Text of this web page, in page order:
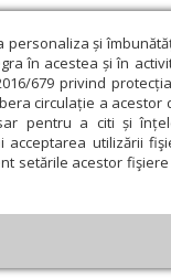
și
în acestea și în
679 privind
circulație a
pentru a citi și
utilizării
setările acestor
Educaţie și Cultură